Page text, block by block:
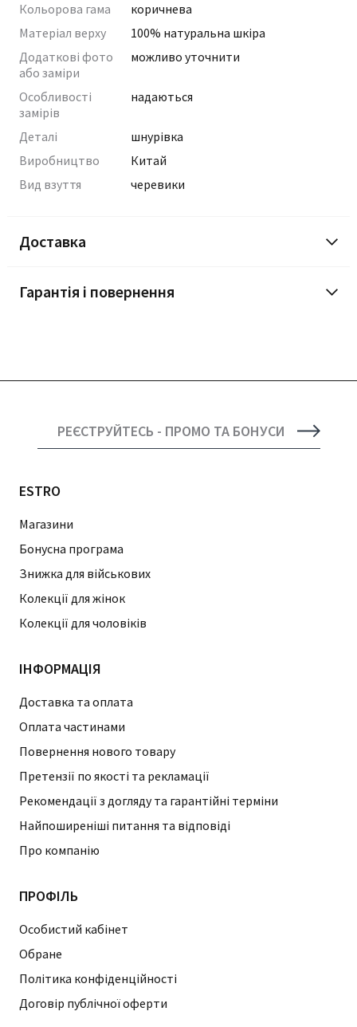
Кольорова гама
коричнева
Матеріал верху
100% натуральна шкіра
Додаткові фото
або заміри
можливо уточнити
Особливості
замірів
надаються
Деталі
шнурівка
Виробництво
Китай
Вид взуття
черевики
Доставка
Гарантія і повернення
РЕЄСТРУЙТЕСЬ - ПРОМО ТА БОНУСИ
ESTRO
Магазини
Бонусна програма
Знижка для військових
Колекції для жінок
Колекції для чоловіків
ІНФОРМАЦІЯ
Доставка та оплата
Оплата частинами
Повернення нового товару
Претензії по якості та рекламації
Рекомендації з догляду та гарантійні терміни
Найпоширеніші питання та відповіді
Про компанію
ПРОФІЛЬ
Особистий кабінет
Обране
Політика конфіденційності
Договір публічної оферти